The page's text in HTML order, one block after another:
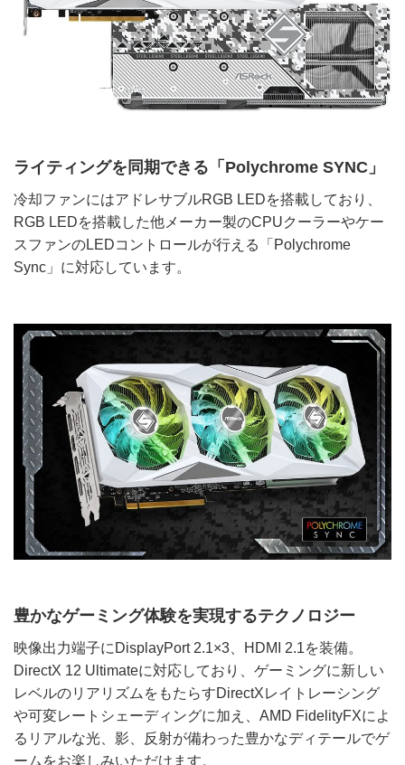
ライティングを同期できる「Polychrome SYNC」
冷却ファンにはアドレサブルRGB LEDを搭載しており、
RGB LEDを搭載した他メーカー製のCPUクーラーやケー
スファンのLEDコントロールが行える「Polychrome
Sync」に対応しています。
豊かなゲーミング体験を実現するテクノロジー
映像出力端子にDisplayPort 2.1×3、HDMI 2.1を装備。
DirectX 12 Ultimateに対応しており、ゲーミングに新しい
レベルのリアリズムをもたらすDirectXレイトレーシング
や可変レートシェーディングに加え、AMD FidelityFXによ
るリアルな光、影、反射が備わった豊かなディテールでゲ
ームをお楽しみいただけます。